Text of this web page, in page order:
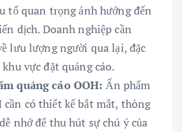
tố quan trọng ảnh hưởng đến
dịch. Doanh nghiệp cần
lưu lượng người qua lại, đặc
vực đặt quảng cáo.
quảng cáo OOH: Ấn phẩm
cần có thiết kế bắt mắt, thông
nhớ để thu hút sự chú ý của